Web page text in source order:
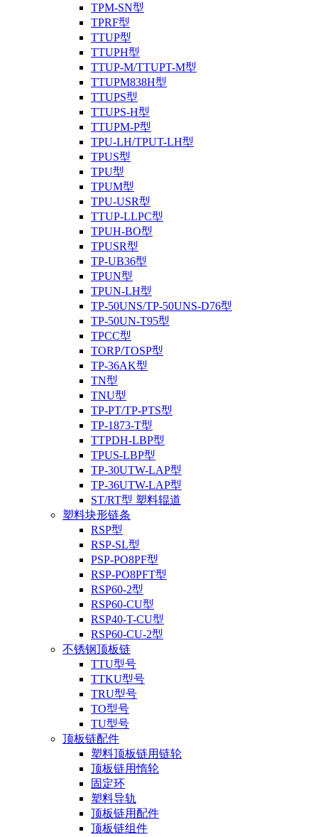
TPM-SN型
TPRF型
TTUP型
TTUPH型
TTUP-M/TTUPT-M型
TTUPM838H型
TTUPS型
TTUPS-H型
TTUPM-P型
TPU-LH/TPUT-LH型
TPUS型
TPU型
TPUM型
TPU-USR型
TTUP-LLPC型
TPUH-BO型
TPUSR型
TP-UB36型
TPUN型
TPUN-LH型
TP-50UNS/TP-50UNS-D76型
TP-50UN-T95型
TPCC型
TORP/TOSP型
TP-36AK型
TN型
TNU型
TP-PT/TP-PTS型
TP-1873-T型
TTPDH-LBP型
TPUS-LBP型
TP-30UTW-LAP型
TP-36UTW-LAP型
ST/RT型 塑料辊道
塑料块形链条
RSP型
RSP-SL型
PSP-PO8PF型
RSP-PO8PFT型
RSP60-2型
RSP60-CU型
RSP40-T-CU型
RSP60-CU-2型
不锈钢顶板链
TTU型号
TTKU型号
TRU型号
TO型号
TU型号
顶板链配件
塑料顶板链用链轮
顶板链用惰轮
固定环
塑料导轨
顶板链用配件
顶板链组件